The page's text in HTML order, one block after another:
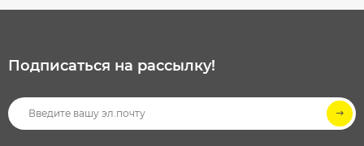
Подписаться на рассылкy!